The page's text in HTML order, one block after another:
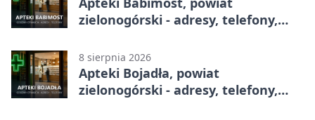
zielonogórski - adresy, telefony,
8 sierpnia 2026
Apteki Bojadła, powiat
zielonogórski - adresy, telefony,